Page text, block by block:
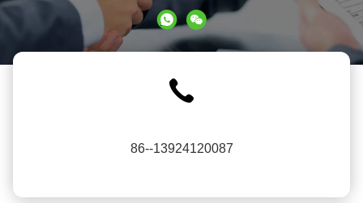
86--13924120087